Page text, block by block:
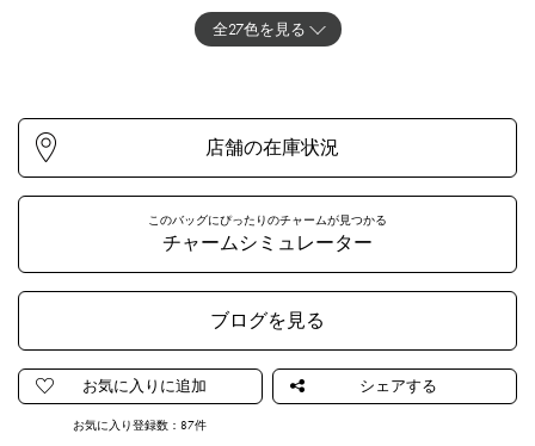
GREZZOGENT
NERO ZAFFIRO
OROGENTO
VERDE
全27色を見る
このバッグにぴったりのチャームが見つかる
チャームシミュレーター
ブログを見る
お気に入り登録数：87件